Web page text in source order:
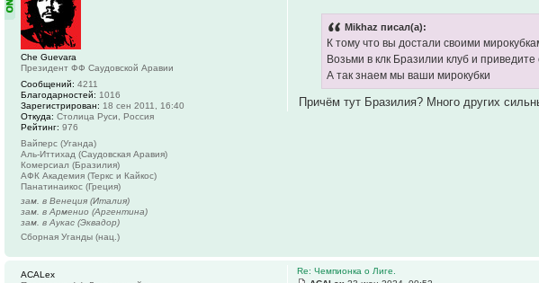
Mikhaz писал(а):
К тому что вы достали своими
Возьми в клк Бразилии клуб и приведите
А так знаем мы ваши мирокубки
Причём тут Бразилия? Много других
Che Guevara
Президент ФФ Саудовской Аравии
Сообщений: 4211
Благодарностей: 1016
Зарегистрирован: 18 сен 2011, 16:40
Откуда: Столица Руси, Россия
Рейтинг: 976
Вайперс (Уганда)
Аль-Иттихад (Саудовская Аравия)
Комерсиал (Бразилия)
АФК Академия (Теркс и Кайкос)
Панатинаикос (Греция)
зам. в Венеция (Италия)
зам. в Арменио (Аргентина)
зам. в Аукас (Эквадор)
Сборная Уганды (нац.)
Re: Чемпионка о Лиге.
ACALex